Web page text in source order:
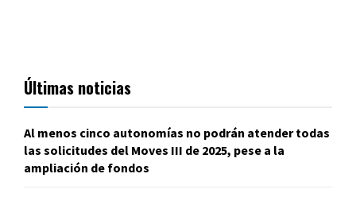
Últimas noticias
Al menos cinco autonomías no podrán atender todas
las solicitudes del Moves III de 2025, pese a la
ampliación de fondos